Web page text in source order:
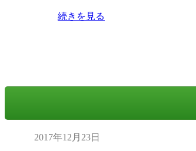
続きを見る
2017年12月23日